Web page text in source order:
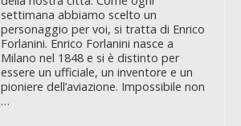
settimana abbiamo scelto un
personaggio per voi, si tratta di Enrico
Forlanini. Enrico Forlanini nasce a
Milano nel 1848 e si è distinto per
essere un ufficiale, un inventore e un
pioniere dell’aviazione. Impossibile non
…